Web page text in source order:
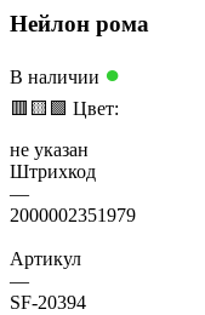
Нейлон рома
В наличии ●
🟥 🟨 🟩 Цвет:
не указан
Штрихкод
—
2000002351979
Артикул
—
SF-20394